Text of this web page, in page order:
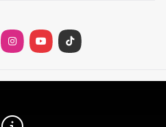
InstagramYouTube
TikTok